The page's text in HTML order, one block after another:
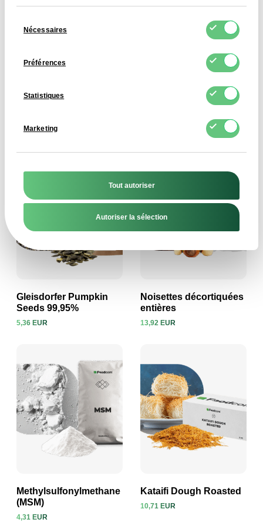
duNécessaires
Préférences
Statistiques
Marketing
Tout autoriser
Autoriser la sélection
Voir le produit
Gélatine bovine
Voir le produit
Concentré Micellaire de
Voir le produit
Gleisdorfer Pumpkin
Seeds 99,95%
5,36 EUR Voir le produit
Noisettes décortiquées
entières
13,92 EUR
Voir le produit
Methylsulfonylmethane
(MSM)
4,31 EUR
Kataifi Dough Roasted
10,71 EUR